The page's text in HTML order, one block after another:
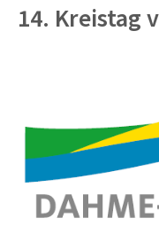
14. Kreistag